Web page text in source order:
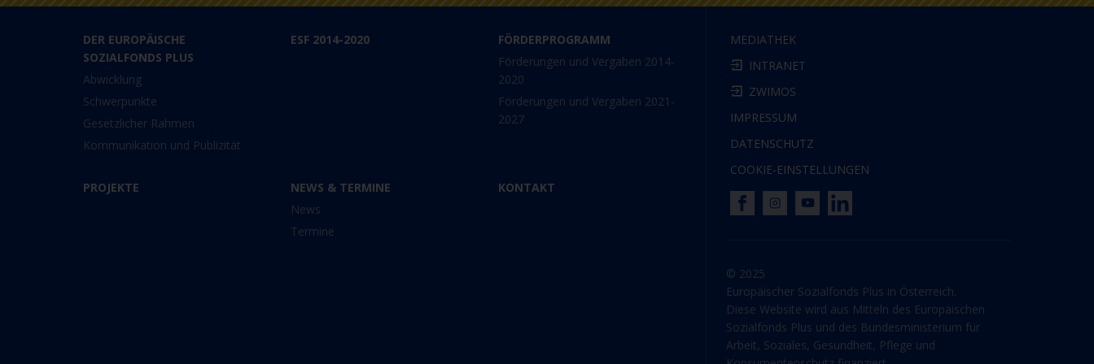
DER EUROPÄISCHE
SOZIALFONDS PLUS
Abwicklung
Schwerpunkte
Gesetzlicher Rahmen
Kommunikation und Publizität
ESF 2014-2020
FÖRDERPROGRAMM
Förderungen und Vergaben 2014-
2020
Förderungen und Vergaben 2021-
2027
PROJEKTE
NEWS & TERMINE
News
Termine
KONTAKT
MEDIATHEK
INTRANET
ZWIMOS
IMPRESSUM
DATENSCHUTZ
COOKIE-EINSTELLUNGEN
© 2025
Europäischer Sozialfonds Plus in Österreich.
Diese Website wird aus Mitteln des Europäischen
Sozialfonds Plus und des Bundesministerium für
Arbeit, Soziales, Gesundheit, Pflege und